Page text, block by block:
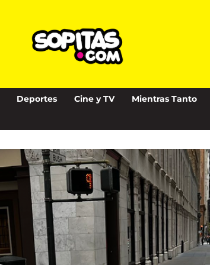
Deportes Cine y TV Mientras Tanto